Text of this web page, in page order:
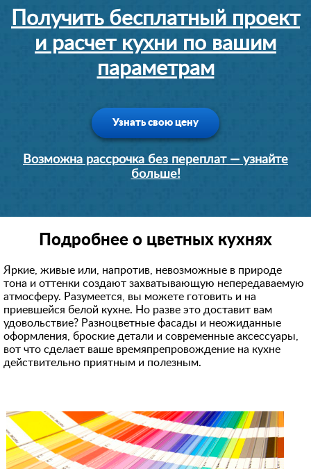
Получить бесплатный проект
и расчет кухни по вашим
параметрам
Узнать свою цену
Возможна рассрочка без переплат — узнайте
больше!
Подробнее о цветных кухнях
Яркие, живые или, напротив, невозможные в природе
тона и оттенки создают захватывающую непередаваемую
атмосферу. Разумеется, вы можете готовить и на
приевшейся белой кухне. Но разве это доставит вам
удовольствие? Разноцветные фасады и неожиданные
оформления, броские детали и современные аксессуары,
вот что сделает ваше времяпрепровождение на кухне
действительно приятным и полезным.